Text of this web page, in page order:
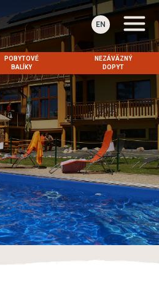
POBYTOVÉ
BALÍKY
NEZÁVÄZNÝ
DOPYT
EN